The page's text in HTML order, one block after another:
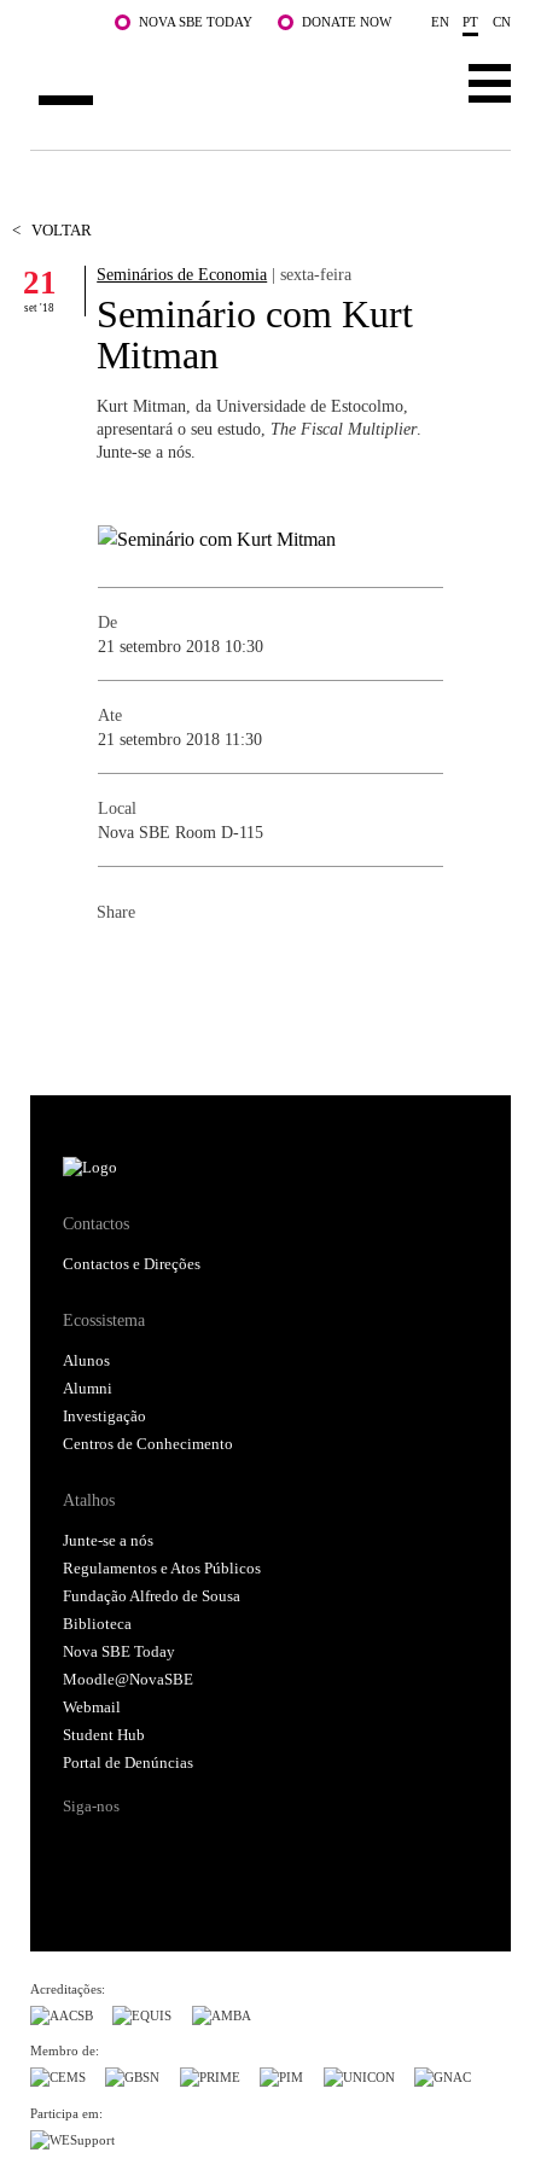
Saltar para o conteúdo principalNOVA SBE TODAY DONATE NOW EN PT CN
DOCENTES E INVESTIGAÇÃO
COMUNIDADE
WHAT'S HAPPENING
< VOLTAR
21
set '18
Seminários de Economia | sexta-feira
Seminário com Kurt
Mitman
Kurt Mitman, da Universidade de Estocolmo,
apresentará o seu estudo, The Fiscal Multiplier.
Junte-se a nós.
De
21 setembro 2018 10:30
Ate
21 setembro 2018 11:30
Local
Nova SBE Room D-115
Share
Contactos
Contactos e Direções
Ecossistema
Alunos
Alumni
Investigação
Centros de Conhecimento
Atalhos
Junte-se a nós
Regulamentos e Atos Públicos
Fundação Alfredo de Sousa
Biblioteca
Nova SBE Today
Moodle@NovaSBE
Webmail
Student Hub
Portal de Denúncias
Siga-nos
Acreditações:
Membro de:
Participa em: